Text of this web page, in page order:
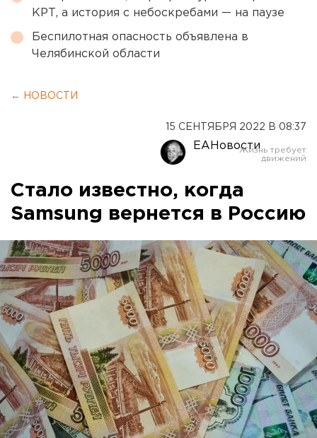
КРТ, а история с небоскребами — на паузе
Беспилотная опасность объявлена в
Челябинской области
← НОВОСТИ
15 СЕНТЯБРЯ 2022 В 08:37
ЕАНовости
Стало известно, когда
Samsung вернется в Россию